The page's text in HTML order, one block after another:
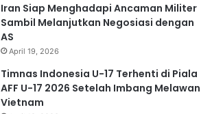
Iran Siap Menghadapi Ancaman Militer
Sambil Melanjutkan Negosiasi dengan
AS
April 19, 2026
Timnas Indonesia U-17 Terhenti di Piala
AFF U-17 2026 Setelah Imbang Melawan
Vietnam